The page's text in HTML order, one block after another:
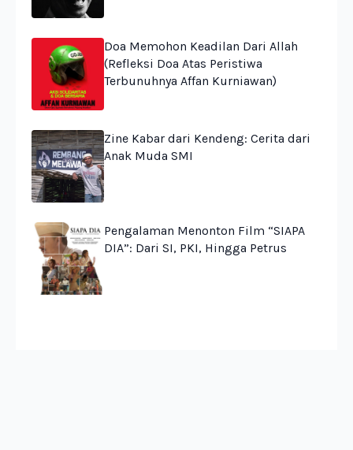
Doa Memohon Keadilan Dari Allah
(Refleksi Doa Atas Peristiwa
Terbunuhnya Affan Kurniawan)
Zine Kabar dari Kendeng: Cerita dari
Anak Muda SMI
Pengalaman Menonton Film “SIAPA
DIA”: Dari SI, PKI, Hingga Petrus